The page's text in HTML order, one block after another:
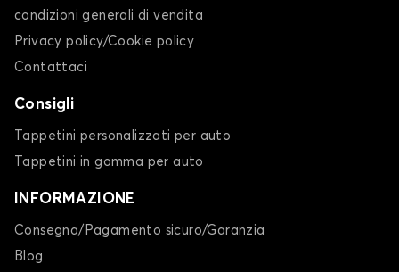
condizioni generali di vendita
Privacy policy/Cookie policy
Contattaci
Consigli
Tappetini personalizzati per auto
Tappetini in gomma per auto
INFORMAZIONE
Consegna/Pagamento sicuro/Garanzia
Blog